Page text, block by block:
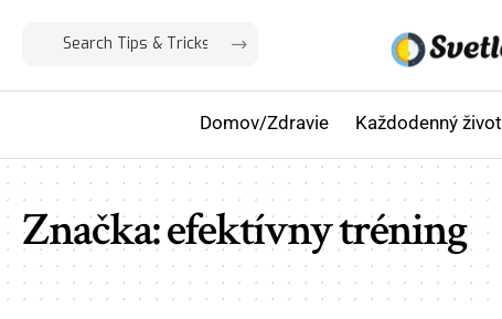
Domov/Zdravie Každodenný život
Značka:efektívny tréning